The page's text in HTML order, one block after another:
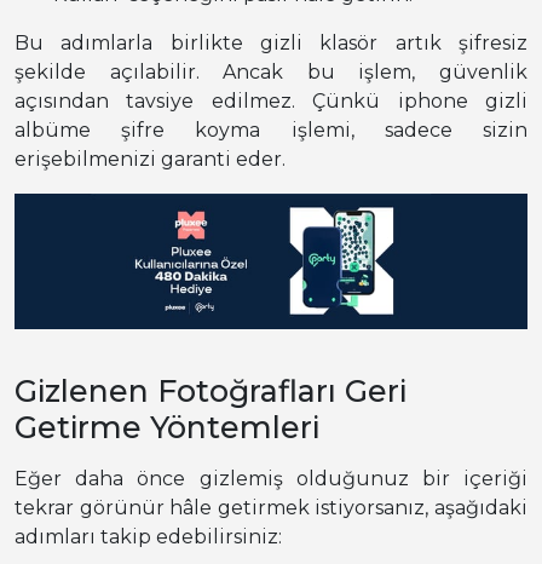
Bu adımlarla birlikte gizli klasör artık şifresiz
şekilde açılabilir. Ancak bu işlem, güvenlik
açısından tavsiye edilmez. Çünkü iphone gizli
albüme şifre koyma işlemi, sadece sizin
erişebilmenizi garanti eder.
Gizlenen Fotoğrafları Geri
Getirme Yöntemleri
Eğer daha önce gizlemiş olduğunuz bir içeriği
tekrar görünür hâle getirmek istiyorsanız, aşağıdaki
adımları takip edebilirsiniz: